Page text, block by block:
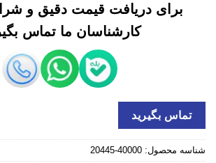
برای دریافت قیمت دقیق و
کارشناسان ما تماس
تماس بگیرید
شناسه محصول: 40000-20445